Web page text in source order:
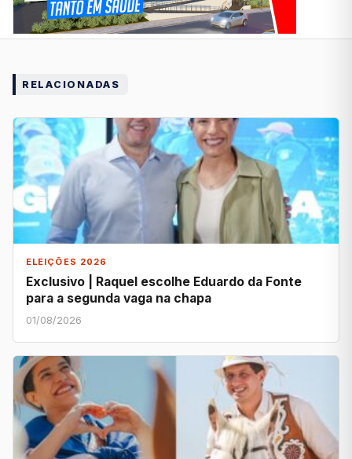
RELACIONADAS
ELEIÇÕES 2026
Exclusivo | Raquel escolhe Eduardo da Fonte
para a segunda vaga na chapa
01/08/2026